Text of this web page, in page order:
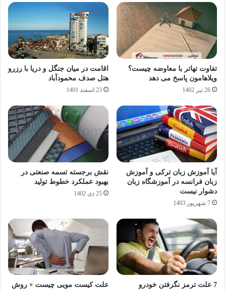
تفاوت تهاتر با معاوضه چیست؟
ویلاهامون پاسخ می دهد
26 تیر 1402
اقامت در میان جنگل و دریا با رزرو
هتل صدف محمودآباد
23 اسفند 1401
آیا آموزش زبان ترکی و آموزش
زبان فرانسه در آموزشگاه زبان
دشوار نیست
7 شهریور 1403
نقش برجسته تسمه صنعتی در
بهبود عملکرد خطوط تولید
25 دی 1402
7 علت ترمز نگرفتن خودرو
علت کیست مویی چیست + روش